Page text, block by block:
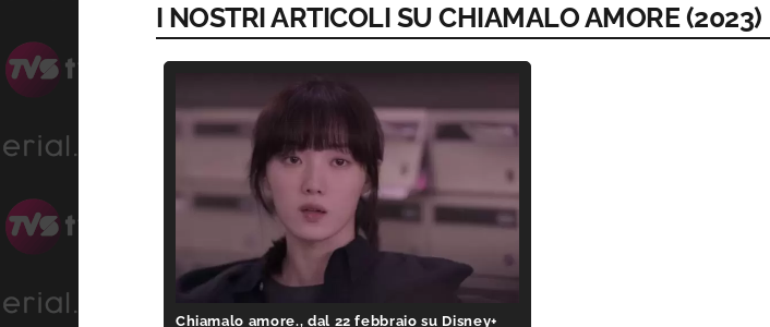
I NOSTRI ARTICOLI SU CHIAMALO AMORE (2023)
Chiamalo amore., dal 22 febbraio su Disney+